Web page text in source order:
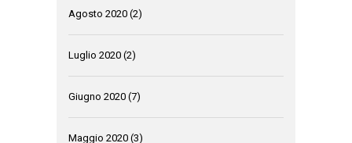
Agosto 2020 (2)
Luglio 2020 (2)
Giugno 2020 (7)
Maggio 2020 (3)